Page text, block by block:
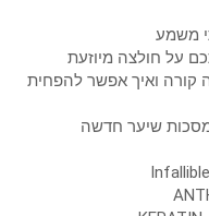
משמע
קורה ואיך אפשר להפחית
מסכות שיער חדשה